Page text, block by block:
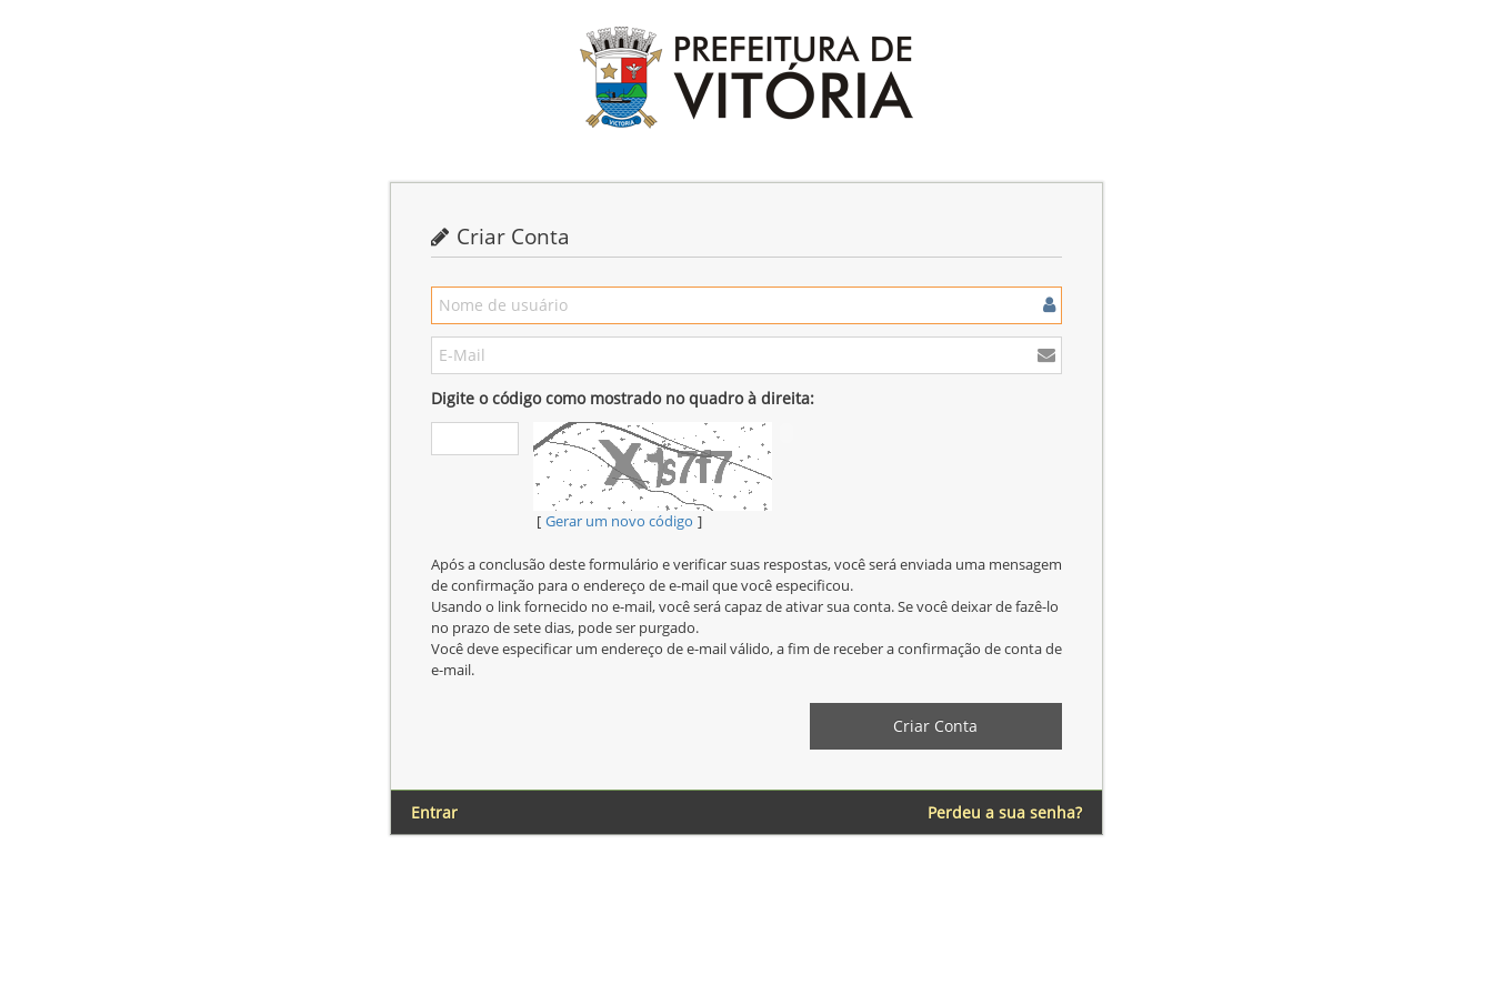
Criar Conta
Digite o código como mostrado no quadro à direita:
Gerar um novo código
Após a conclusão deste formulário e verificar suas respostas, você será enviada uma mensagem
de confirmação para o endereço de e-mail que você especificou.
Usando o link fornecido no e-mail, você será capaz de ativar sua conta. Se você deixar de fazê-lo
no prazo de sete dias, pode ser purgado.
Você deve especificar um endereço de e-mail válido, a fim de receber a confirmação de conta de
e-mail.
Entrar Perdeu a sua senha?